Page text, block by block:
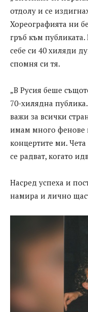
отдолу и се
Хореографията ни
гръб към
себе си 40 хиляди
спомня си тя.
„В Русия беше
70-хилядна
важи за всички
имам много фенове
концертите ми.
се радват, когато
Насред успеха и
намира и лично